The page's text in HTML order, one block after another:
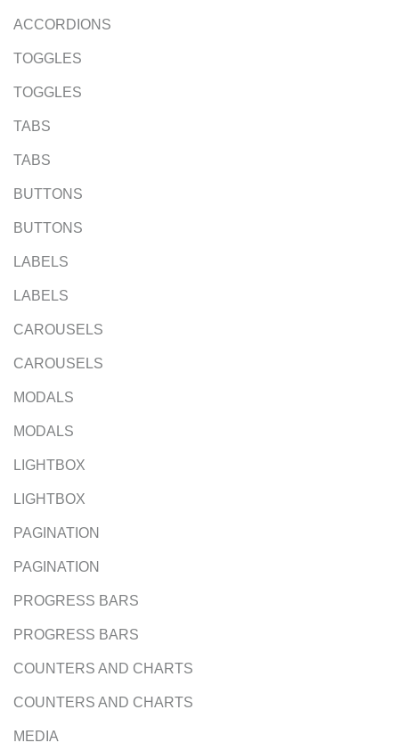
ACCORDIONS
TOGGLES
TOGGLES
TABS
TABS
BUTTONS
BUTTONS
LABELS
LABELS
CAROUSELS
CAROUSELS
MODALS
MODALS
LIGHTBOX
LIGHTBOX
PAGINATION
PAGINATION
PROGRESS BARS
PROGRESS BARS
COUNTERS AND CHARTS
COUNTERS AND CHARTS
MEDIA